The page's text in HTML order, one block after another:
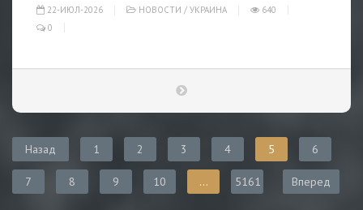
22-ИЮЛ-2026 НОВОСТИ / УКРАИНА
640
0
Назад 1 2 3 4 5 6
7 8 9 10 ... 5161 Вперед